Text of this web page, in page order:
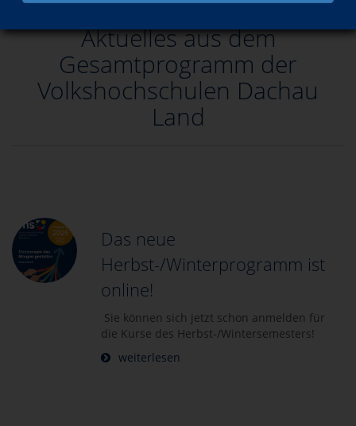
Aktuelles aus dem
Gesamtprogramm der
Volkshochschulen Dachau
Land
Das neue
Herbst-/Winterprogramm ist
online!
Sie können sich jetzt schon anmelden für
die Kurse des Herbst-/Wintersemesters!
weiterlesen